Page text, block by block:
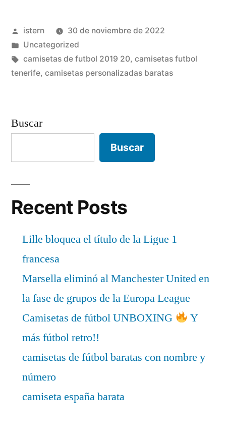
guapas»
Publicado
por
istern
30 de noviembre de 2022
Publicado
en
Uncategorized
Etiquetas:
camisetas de futbol 2019 20, camisetas futbol
tenerife, camisetas personalizadas baratas
Buscar
Buscar
Recent Posts
Lille bloquea el título de la Ligue 1
francesa
Marsella eliminó al Manchester United en
la fase de grupos de la Europa League
Camisetas de fútbol UNBOXING
Y
más fútbol retro!!
camisetas de fútbol baratas con nombre y
número
camiseta españa barata